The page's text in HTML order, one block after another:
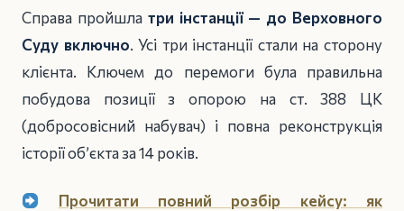
Справа пройшла три інстанції — до Верховного
Суду включно. Усі три інстанції стали на сторону
клієнта. Ключем до перемоги була правильна
побудова позиції з опорою на ст. 388 ЦК
(добросовісний набувач) і повна реконструкція
історії об’єкта за 14 років.
Прочитати повний розбір кейсу: як